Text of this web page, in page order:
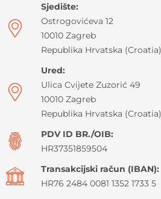
Sjedište:
Ostrogovićeva 12
10010 Zagreb
Republika Hrvatska (Croatia)
Ured:
Ulica Cvijete Zuzorić 49
10010 Zagreb
Republika Hrvatska (Croatia)
PDV ID BR./OIB:
HR37351859504
Transakcijski račun (IBAN):
HR76 2484 0081 1352 1733 5